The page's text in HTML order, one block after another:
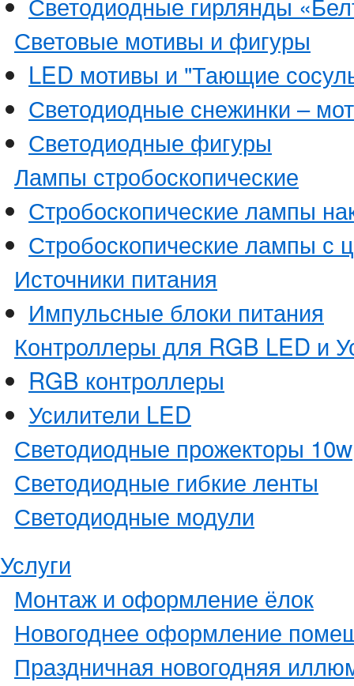
Световые мотивы и фигуры
LED мотивы и "Тающие
Светодиодные снежинки –
Светодиодные фигуры
Лампы стробоскопические
Стробоскопические лампы
Стробоскопические лампы с
Источники питания
Импульсные блоки питания
Контроллеры для RGB LED и
RGB контроллеры
Усилители LED
Светодиодные прожекторы 10w
Светодиодные гибкие ленты
Светодиодные модули
Услуги
Монтаж и оформление ёлок
Новогоднее оформление
Праздничная новогодняя